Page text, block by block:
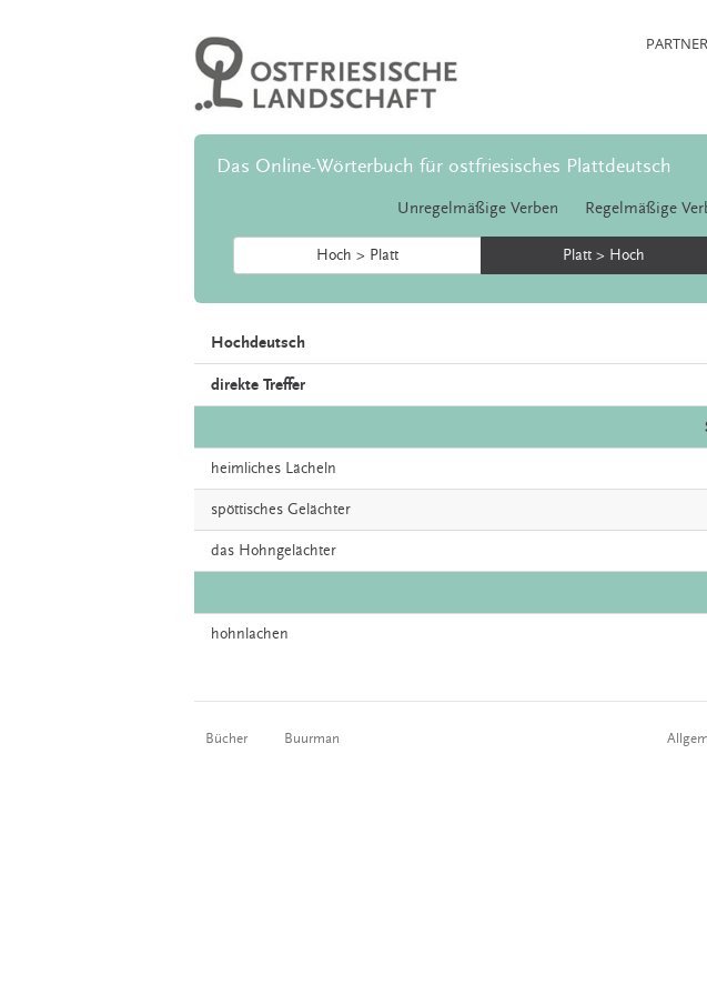
PARTNER
Das Online-Wörterbuch für ostfriesisches Plattdeutsch
Unregelmäßige Verben Regelmäßige
Hoch > Platt Platt > Hoch
Hochdeutsch
direkte Treffer
heimliches Lächeln
spöttisches Gelächter
das Hohngelächter
hohnlachen
Bücher Buurman